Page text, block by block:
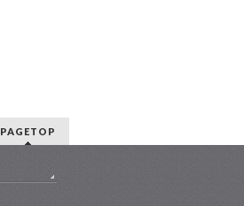
PAGETOP